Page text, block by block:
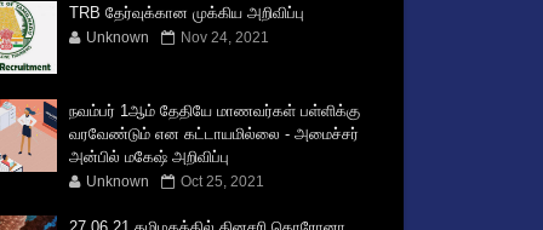
TRB தேர்வுக்கான முக்கிய அறிவிப்பு
Unknown Nov 24, 2021
நவம்பர் 1ஆம் தேதியே மாணவர்கள் பள்ளிக்கு
வரவேண்டும் என கட்டாயமில்லை - அமைச்சர்
அன்பில் மகேஷ் அறிவிப்பு
Unknown Oct 25, 2021